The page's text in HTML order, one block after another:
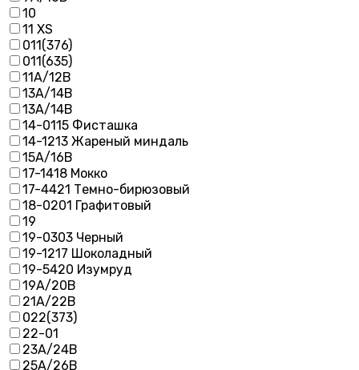
10
11 XS
011(376)
011(635)
11А/12В
13A/14B
13А/14В
14-0115 Фисташка
14-1213 Жареный миндаль
15А/16В
17-1418 Мокко
17-4421 Темно-бирюзовый
18-0201 Графитовый
19
19-0303 Черный
19-1217 Шоколадный
19-5420 Изумруд
19А/20В
21А/22В
022(373)
22-01
23А/24В
25А/26В